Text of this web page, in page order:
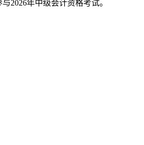
2026年中级会计资格考试。